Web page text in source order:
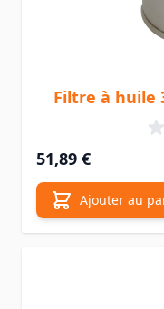
Filtre à huile
51,89 €
Ajouter au